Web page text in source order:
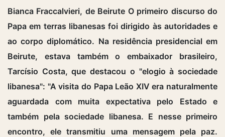
Bianca Fraccalvieri, de Beirute O primeiro discurso do
Papa em terras libanesas foi dirigido às autoridades e
ao corpo diplomático. Na residência presidencial em
Beirute, estava também o embaixador brasileiro,
Tarcísio Costa, que destacou o "elogio à sociedade
libanesa": "A visita do Papa Leão XIV era naturalmente
aguardada com muita expectativa pelo Estado e
também pela sociedade libanesa. E nesse primeiro
encontro, ele transmitiu uma mensagem pela paz.